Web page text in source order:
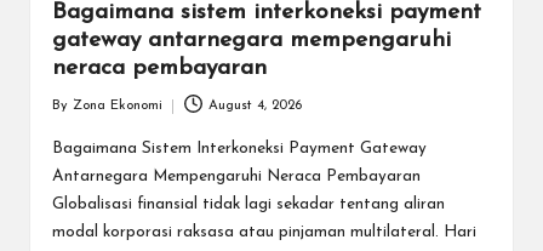
Bagaimana sistem interkoneksi payment
gateway antarnegara mempengaruhi
neraca pembayaran
by
By Zona Ekonomi August 4, 2026
Bagaimana Sistem Interkoneksi Payment Gateway
Antarnegara Mempengaruhi Neraca Pembayaran
Globalisasi finansial tidak lagi sekadar tentang aliran
modal korporasi raksasa atau pinjaman multilateral. Hari